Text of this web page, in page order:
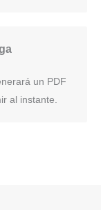
un PDF
al instante.